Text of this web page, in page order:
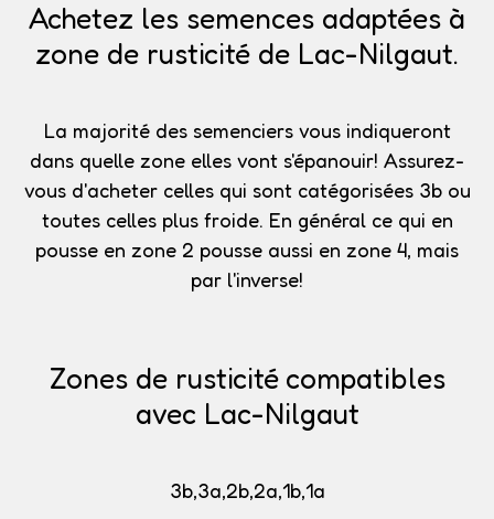
Achetez les semences adaptées à
zone de rusticité de Lac-Nilgaut.
La majorité des semenciers vous indiqueront
dans quelle zone elles vont s'épanouir! Assurez-
vous d'acheter celles qui sont catégorisées 3bou
toutes celles plus froide. En général ce qui en
pousse en zone 2 pousse aussi en zone 4, mais
par l'inverse!
Zones de rusticité compatibles
avec Lac-Nilgaut
3b,3a,2b,2a,1b,1a